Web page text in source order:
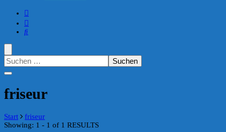
Suchen
nach:
friseur
Start
friseur
Showing: 1 - 1 of 1 RESULTS